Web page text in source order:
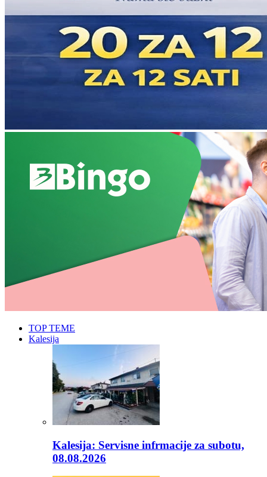
TOP TEME
Kalesija
Kalesija: Servisne infrmacije za subotu,
08.08.2026